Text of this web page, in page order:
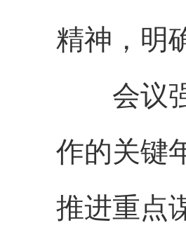
精神，明
会议强
作的关键
推进重点